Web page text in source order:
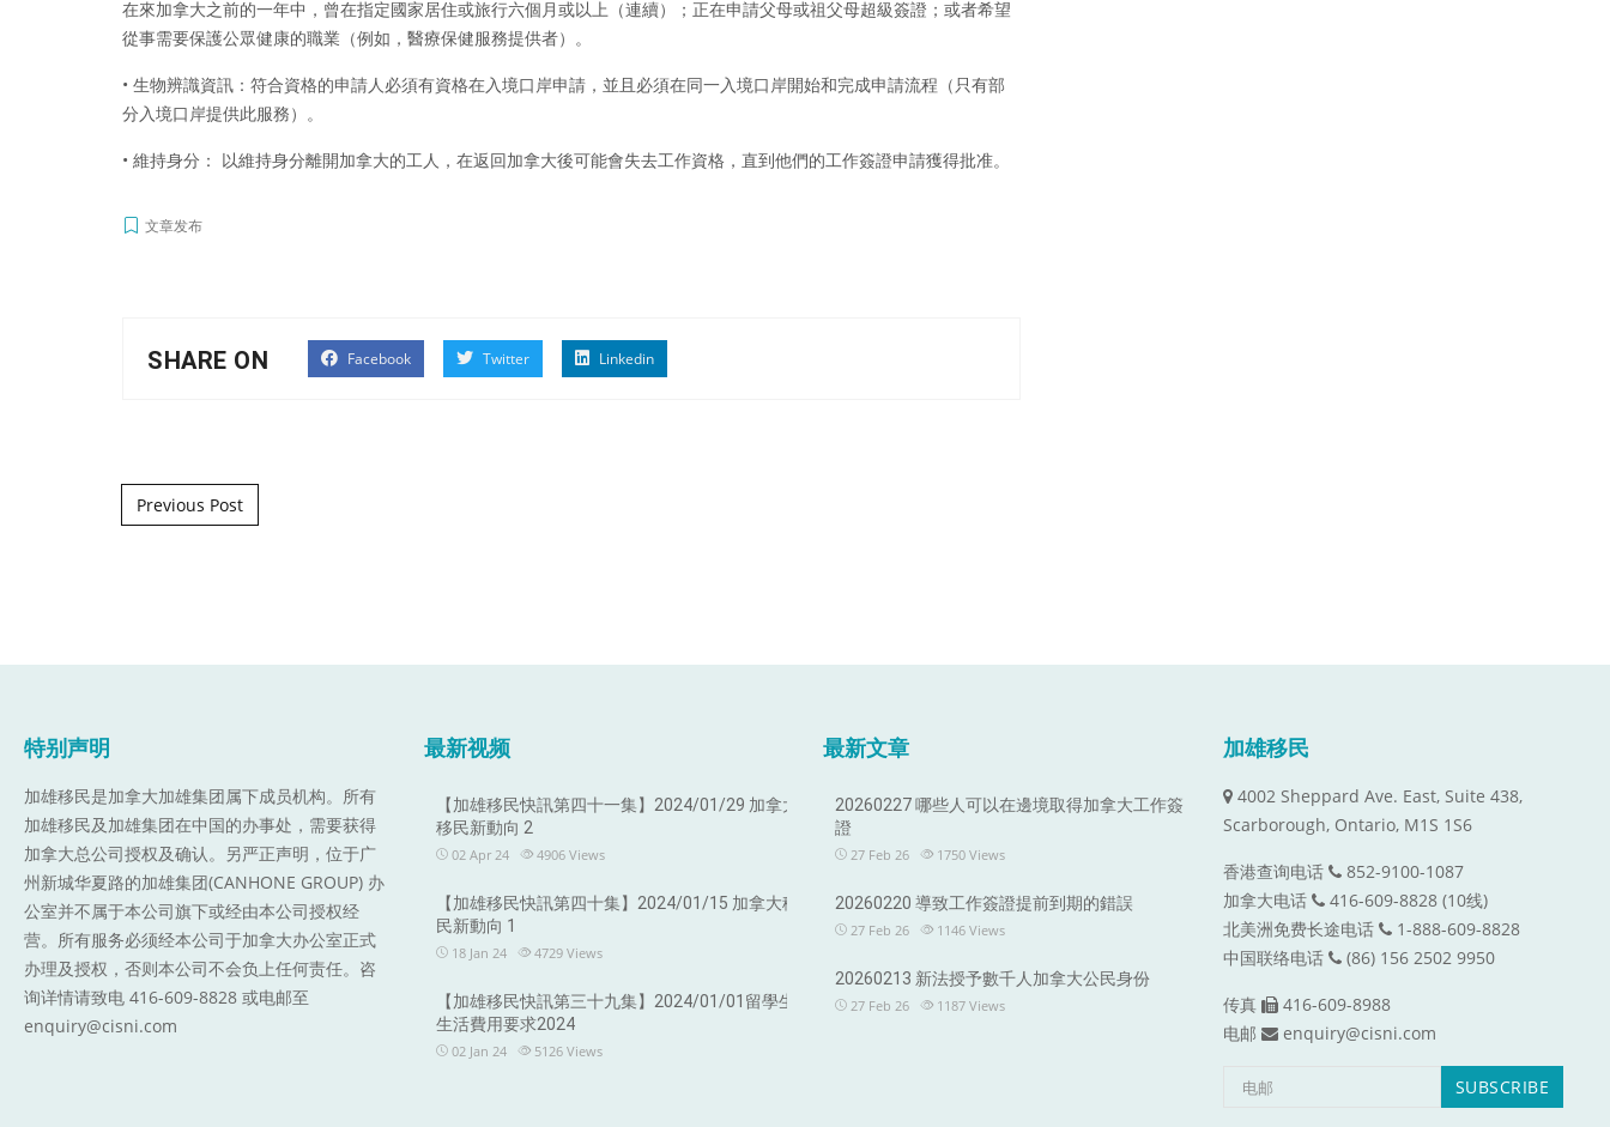
在來加拿大之前的一年中，曾在指定國家居住或旅行六個月或以上（連續）；正在申請父母或祖父母超級簽證；或者希望
從事需要保護公眾健康的職業（例如，醫療保健服務提供者）。
• 生物辨識資訊：符合資格的申請人必須有資格在入境口岸申請，並且必須在同一入境口岸開始和完成申請流程（只有部
分入境口岸提供此服務）。
• 維持身分： 以維持身分離開加拿大的工人，在返回加拿大後可能會失去工作資格，直到他們的工作簽證申請獲得批准。
文章发布
SHARE ON Facebook Twitter Linkedin
Post navigation
Previous Post
特别声明
加雄移民是加拿大加雄集团属下成员机构。 所有
加雄移民及加雄集团在中国的办事处，需要获得
加拿大总公司授权及确认。另严正声明，位于广
州新城华夏路的加雄集团(CANHONE GROUP) 办
公室并不属于本公司旗下或经由本公司授权经
营。所有服务必须经本公司于加拿大办公室正式
办理及授权，否则本公司不会负上任何责任。咨
询详情请致电 416-609-8828 或电邮至
enquiry@cisni.com
最新视频
【加雄移民快訊第四十一集】2024/01/29 加拿大
移民新動向 2
02 Apr 24 4906 Views
【加雄移民快訊第四十集】2024/01/15 加拿大移
民新動向 1
18 Jan 24 4729 Views
【加雄移民快訊第三十九集】2024/01/01留學生
生活費用要求2024
02 Jan 24 5126 Views
最新文章
20260227 哪些人可以在邊境取得加拿大工作簽
證
27 Feb 26 1750 Views
20260220 導致工作簽證提前到期的錯誤
27 Feb 26 1146 Views
20260213 新法授予數千人加拿大公民身份
27 Feb 26 1187 Views
加雄移民
4002 Sheppard Ave. East, Suite 438,
Scarborough, Ontario, M1S 1S6
香港查询电话
852-9100-1087
加拿大电话
416-609-8828 (10线)
北美洲免费长途电话
1-888-609-8828
中国联络电话
(86) 156 2502 9950
传真
416-609-8988
电邮
enquiry@cisni.com